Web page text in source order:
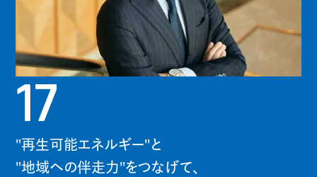
17
"再生可能エネルギー"と
"地域への伴走力"をつなげて、